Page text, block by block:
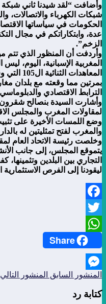
وأضافت “لقد شيدنا ثاني شبكة
شبكات الكهرباء والاتصالات،
الحكومات في سياساتها
عدة، وابتكاراتكم في مجال
الزخم”.
وأردفت أن المنظور الذي تتم
المغربية الإسبانية، اليوم،
بمرتين مما وقعته مع بلدان
الترابط الاقتصادي
وأشارت السيدة بنصالح
لمقاولات المغرب والمجلس
وضع اللمسات الأخيرة على
والمغرب لفتح تمثليتين له
وخلصت رئيسة الاتحاد العام
يتموقع المجلس، إلى جانب
التجاري بين البلدين وتثمينها،
ليقودنا إلى الفرص الاستثمارية
Facebook
Twitter
WhatsApp
Share
Messenger
المنشور السابق المنشور التالي
كتابة رد